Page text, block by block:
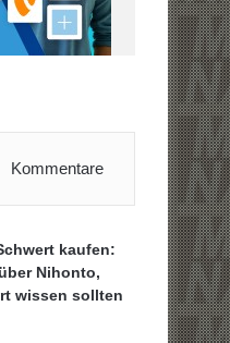
Kommentare
kaufen:
Nihonto,
wissen sollten